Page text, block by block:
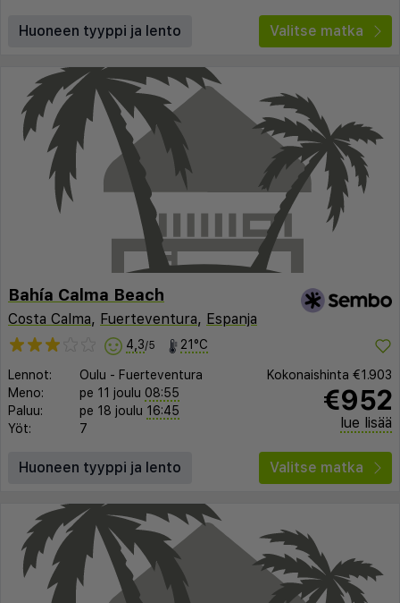
Huoneen tyyppi ja lento Valitse matka
Bahía Calma Beach
Costa Calma, Fuerteventura, Espanja
4,3/5 21°C
Lennot: Oulu - Fuerteventura
Meno:
pe 11 joulu 08:55
Paluu:
pe 18 joulu 16:45
Yöt:
7
Kokonaishinta €1.903
€952
lue lisää
Huoneen tyyppi ja lento Valitse matka